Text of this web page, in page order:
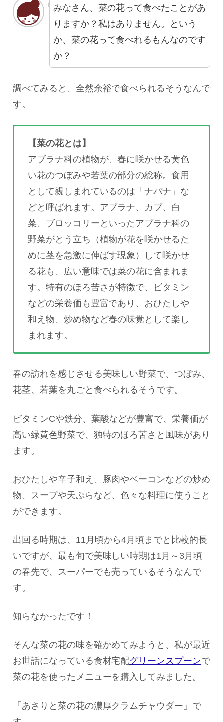
みなさん、菜の花って食べたことがあ
りますか？私はありません。という
か、菜の花って食べれるもんなのです
か？
調べてみると、全然余裕で食べられるそうなんで
す。
【菜の花とは】
アブラナ科の植物が、春に咲かせる黄色
い花のつぼみや若葉の部分の総称。食用
として親しまれているのは「ナバナ」な
どと呼ばれます。アブラナ、カブ、白
菜、ブロッコリーといったアブラナ科の
野菜がとう立ち（植物が花を咲かせるた
めに茎を急激に伸ばす現象）して咲かせ
る花も、広い意味では菜の花に含まれま
す。特有のほろ苦さが特徴で、ビタミン
などの栄養価も豊富であり、おひたしや
和え物、炒め物など春の味覚として楽し
まれます。
春の訪れを感じさせる美味しい野菜で、つぼみ、
花茎、若葉を丸ごと食べられるそうです。
ビタミンCや鉄分、葉酸などが豊富で、栄養価が
高い緑黄色野菜で、独特のほろ苦さと風味があり
ます。
おひたしや辛子和え、豚肉やベーコンなどの炒め
物、スープや天ぷらなど、色々な料理に使うこと
ができます。
出回る時期は、11月頃から4月頃までと比較的長
いですが、最も旬で美味しい時期は1月～3月頃
の春先で、スーパーでも売っているそうなんで
す。
知らなかったです！
そんな菜の花の味を確かめてみようと、私が最近
お世話になっている食材宅配グリーンスプーンで
菜の花を使ったメニューを購入してみました。
「あさりと菜の花の濃厚クラムチャウダー」で